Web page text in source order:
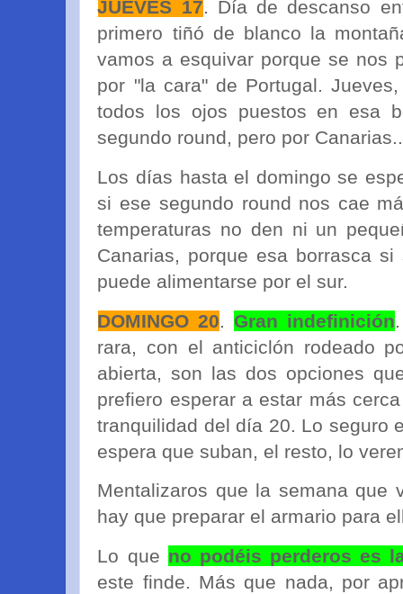
JUEVES 17. Día de descanso
primero tiñó de blanco la
vamos a esquivar porque se nos
por "la cara" de Portugal.
todos los ojos puestos en esa
segundo round, pero por
Los días hasta el domingo se
si ese segundo round nos cae
temperaturas no den ni un
Canarias, porque esa borrasca
puede alimentarse por el sur.
DOMINGO 20
Gran indefinición
rara, con el anticiclón rodeado
abierta, son las dos opciones
prefiero esperar a estar más
tranquilidad del día 20. Lo seguro
espera que suban, el resto, lo
Mentalizaros que la semana que
hay que preparar el armario para
Lo que no podéis perderos es
este finde. Más que nada, por